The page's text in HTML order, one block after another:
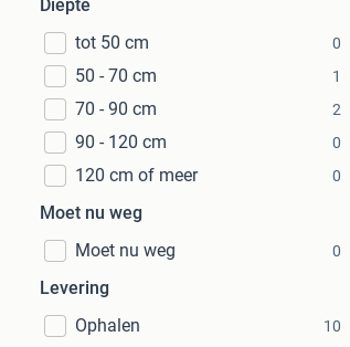
Diepte
tot 50 cm
0
50 - 70 cm 1
70 - 90 cm 2
90 - 120 cm 0
120 cm of meer 0
Moet nu weg
Moet nu weg
0
Levering
Ophalen
10